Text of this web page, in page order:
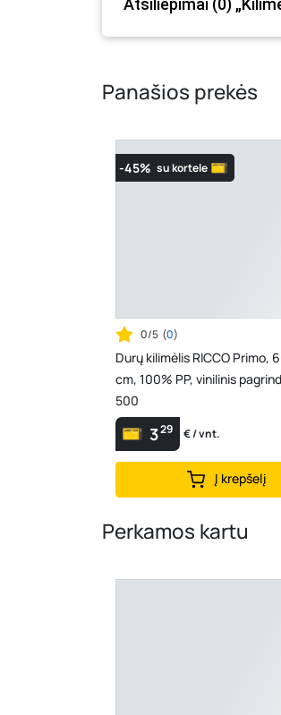
Atsiliepimai (0)
Panašios prekės
-45% su kortele
0/5 (0)
Durų kilimėlis RICCO Primo,
cm, 100% PP, vinilinis pagrindas, 830-
500
329 € / vnt.
Į krepšelį
Perkamos kartu